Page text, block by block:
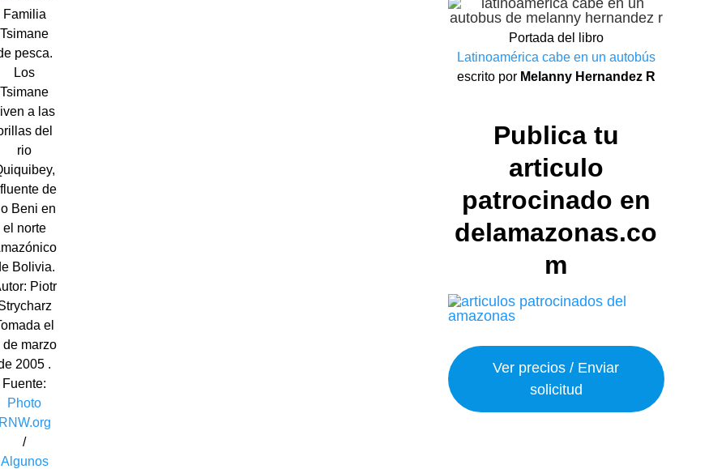
Familia
Tsimane
pesca.
Los
Tsimane
a las
del
rio
de
Beni en
el norte
Bolivia.
Piotr
el
de marzo
2005 .
Fuente:
Photo
RNW.org
/
Algunos
Portada del libro
Latinoamérica cabe en un autobús
escrito por Melanny Hernandez R
Publica tu
articulo
patrocinado en
delamazonas.co
m
Ver precios / Enviar
solicitud